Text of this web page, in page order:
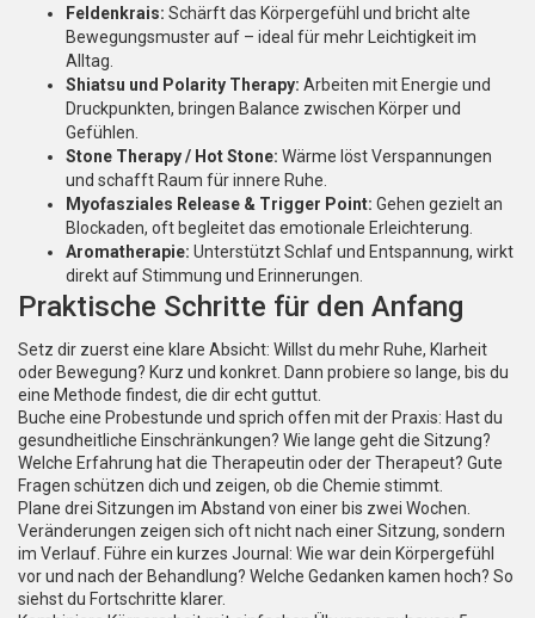
Feldenkrais: Schärft das Körpergefühl und bricht alte
Bewegungsmuster auf – ideal für mehr Leichtigkeit im
Alltag.
Shiatsu und Polarity Therapy: Arbeiten mit Energie und
Druckpunkten, bringen Balance zwischen Körper und
Gefühlen.
Stone Therapy / Hot Stone: Wärme löst Verspannungen
und schafft Raum für innere Ruhe.
Myofasziales Release & Trigger Point: Gehen gezielt an
Blockaden, oft begleitet das emotionale Erleichterung.
Aromatherapie: Unterstützt Schlaf und Entspannung, wirkt
direkt auf Stimmung und Erinnerungen.
Praktische Schritte für den Anfang
Setz dir zuerst eine klare Absicht: Willst du mehr Ruhe, Klarheit
oder Bewegung? Kurz und konkret. Dann probiere so lange, bis du
eine Methode findest, die dir echt guttut.
Buche eine Probestunde und sprich offen mit der Praxis: Hast du
gesundheitliche Einschränkungen? Wie lange geht die Sitzung?
Welche Erfahrung hat die Therapeutin oder der Therapeut? Gute
Fragen schützen dich und zeigen, ob die Chemie stimmt.
Plane drei Sitzungen im Abstand von einer bis zwei Wochen.
Veränderungen zeigen sich oft nicht nach einer Sitzung, sondern
im Verlauf. Führe ein kurzes Journal: Wie war dein Körpergefühl
vor und nach der Behandlung? Welche Gedanken kamen hoch? So
siehst du Fortschritte klarer.